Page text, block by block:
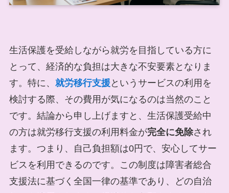
生活保護を受給しながら就労を目指している方に
とって、経済的な負担は大きな不安要素となりま
す。特に、 就労移行支援 というサービスの利用を
検討する際、その費用が気になるのは当然のこと
です。結論から申し上げますと、生活保護受給中
の方は就労移行支援の利用料金が完全に免除され
ます。つまり、自己負担額は0円で、安心してサー
ビスを利用できるのです。この制度は障害者総合
支援法に基づく全国一律の基準であり、どの自治